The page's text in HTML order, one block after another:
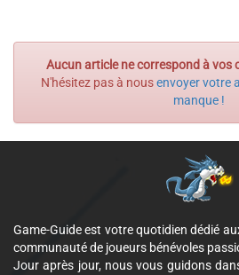
Aucun article ne correspond à vos
N'hésitez pas à nousenvoyer votre
manque !
Game-Guide est votre quotidien dédié
communauté de joueurs bénévoles
Jour après jour, nous vous guidons